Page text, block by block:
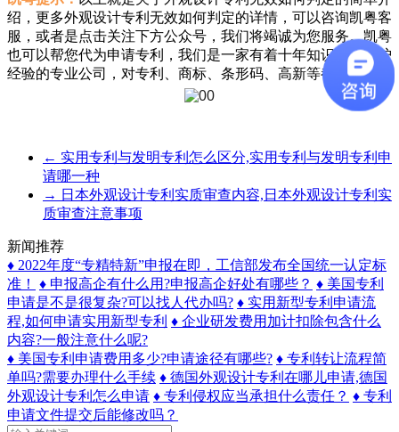
绍，更多外观设计专利无效如何判定的详情，可以咨询凯粤客
服，或者是点击关注下方公众号，我们将竭诚为您服务。凯粤
也可以帮您代为申请专利，我们是一家有着十年知识产权保护
经验的专业公司，对专利、商标、条形码、高新等都有经验。
← 实用专利与发明专利怎么区分,实用专利与发明专利申
请哪一种
→ 日本外观设计专利实质审查内容,日本外观设计专利实
质审查注意事项
新闻推荐
♦ 2022年度“专精特新”申报在即，工信部发布全国统一认定标
准！
♦ 申报高企有什么用?申报高企好处有哪些？ ♦ 美国专利
申请是不是很复杂?可以找人代办吗? ♦ 实用新型专利申请流
程,如何申请实用新型专利 ♦ 企业研发费用加计扣除包含什么
内容?一般注意什么呢?
♦ 美国专利申请费用多少?申请途径有哪些? ♦ 专利转让流程简
单吗?需要办理什么手续 ♦ 德国外观设计专利在哪儿申请,德国
外观设计专利怎么申请 ♦ 专利侵权应当承担什么责任？ ♦ 专利
申请文件提交后能修改吗？